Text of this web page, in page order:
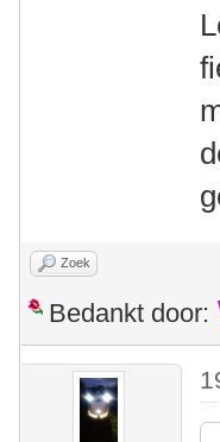
Zoek
Bedankt door: